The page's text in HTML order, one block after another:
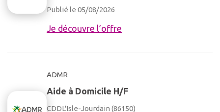
Publié le 05/08/2026
Je découvre l’offre
ADMR
Aide à Domicile H/F
CDDL'Isle-Jourdain (86150)